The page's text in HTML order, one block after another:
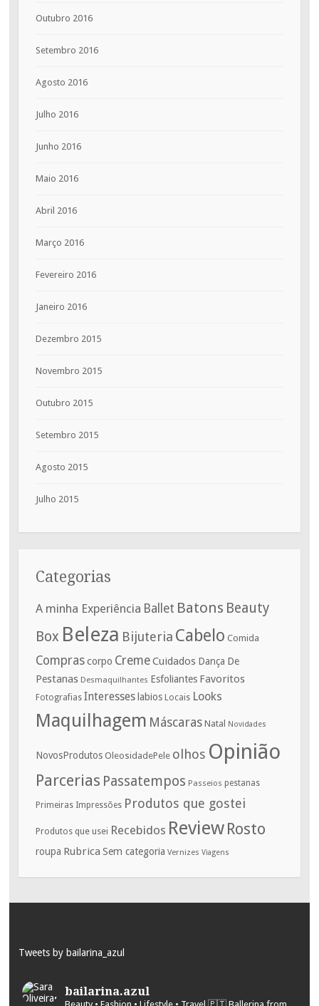
Outubro 2016
Setembro 2016
Agosto 2016
Julho 2016
Junho 2016
Maio 2016
Abril 2016
Março 2016
Fevereiro 2016
Janeiro 2016
Dezembro 2015
Novembro 2015
Outubro 2015
Setembro 2015
Agosto 2015
Julho 2015
Categorias
A minha Experiência Ballet Batons Beauty
Box Beleza Bijuteria Cabelo Comida
Comprascorpo CremeCuidados Dança De
Pestanas Desmaquilhantes Esfoliantes Favoritos
Fotografias Interesseslabios Locais Looks
Maquilhagem Máscaras Natal Novidades
NovosProdutos OleosidadePele olhos Opinião
Parcerias Passatempos Passeios pestanas
Primeiras Impressões Produtos que gostei
Produtos que usei Recebidos Review Rosto
roupa Rubrica Sem categoria Vernizes Viagens
Tweets by bailarina_azul
bailarina.azul